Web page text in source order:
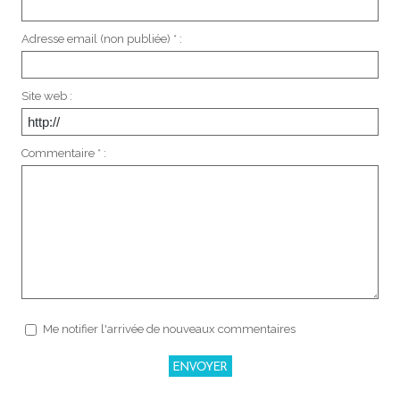
Adresse email (non publiée) * :
Site web :
Commentaire * :
Me notifier l'arrivée de nouveaux commentaires